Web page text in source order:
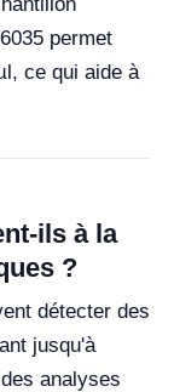
permet
ce qui aide à
ils à la
?
détecter des
jusqu'à
analyses